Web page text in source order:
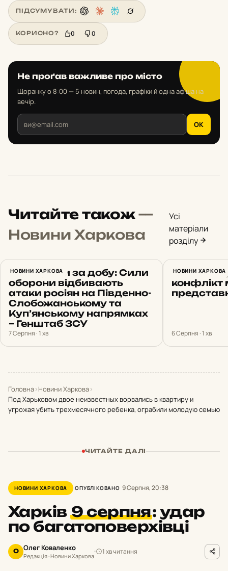
ПІДСУМУВАТИ:
КОРИСНО? 0 0
Не проґав важливе про місто
Щоранку о 8:00 — 5 новин, погода, графіки й одна афіша на
вечір.
OK
Читайте також—
Новини Харкова
Усі
матеріали
розділу
НОВИНИ ХАРКОВА
22 штурми за добу: Сили
оборони відбивають
атаки росіян на Південно-
Слобожанському та
Куп’янському напрямках
– Генштаб ЗСУ
7 Серпня · 1 хв
НОВИНИ ХАРКОВА
У
конфлікт
6 Серпня · 1 хв
Головна›Новини Харкова›
Под Харьковом двое неизвестных ворвались в квартиру и
угрожая убить трехмесячного ребенка, ограбили молодую семью
ЧИТАЙТЕ ДАЛІ
НОВИНИ ХАРКОВА ОПУБЛІКОВАНО 9 Серпня, 20:38
Харків9 серпня: удар
по багатоповерхівці
О Олег Коваленко
Редакція · Новини Харкова
1 хв читання